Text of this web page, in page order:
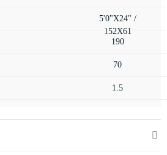
5'0"X24" /
152X61
190
70
1.5